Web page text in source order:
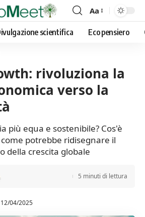
Font
Resizer
Aa
scientifica Eco pensiero
rivoluziona la
verso la
più equa e sostenibile? Cos'è
potrebbe ridisegnare il
della crescita globale
04/2025
5 minuti di lettura